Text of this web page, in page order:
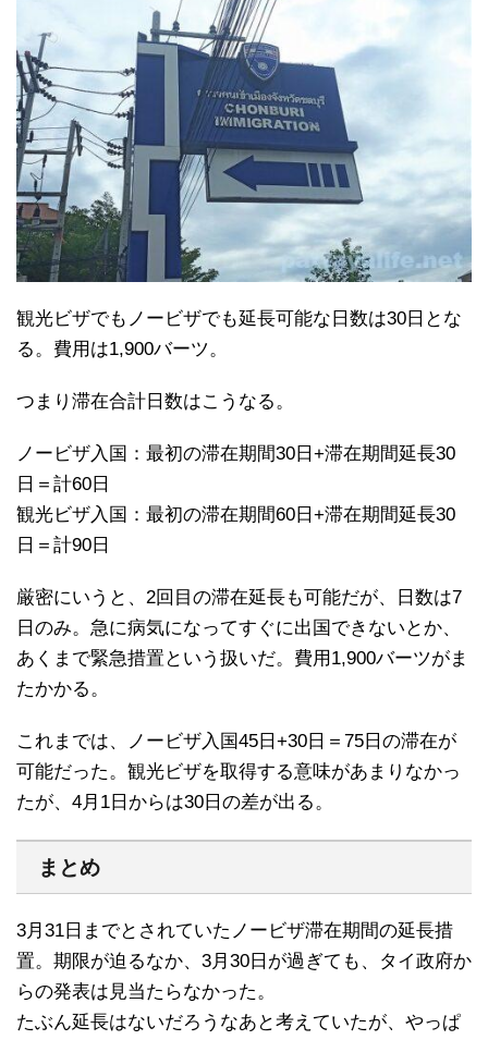
観光ビザでもノービザでも延長可能な日数は30日とな
る。費用は1,900バーツ。
つまり滞在合計日数はこうなる。
ノービザ入国：最初の滞在期間30日+滞在期間延長30
日＝計60日
観光ビザ入国：最初の滞在期間60日+滞在期間延長30
日＝計90日
厳密にいうと、2回目の滞在延長も可能だが、日数は7
日のみ。急に病気になってすぐに出国できないとか、
あくまで緊急措置という扱いだ。費用1,900バーツがま
たかかる。
これまでは、ノービザ入国45日+30日＝75日の滞在が
可能だった。観光ビザを取得する意味があまりなかっ
たが、4月1日からは30日の差が出る。
まとめ
3月31日までとされていたノービザ滞在期間の延長措
置。期限が迫るなか、3月30日が過ぎても、タイ政府か
らの発表は見当たらなかった。
たぶん延長はないだろうなあと考えていたが、やっぱ